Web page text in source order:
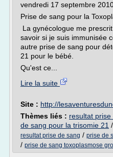
vendredi 17 septembre
Prise de sang pour la
La gynécologue me
savoir si je suis immunisée
autre prise de sang pour
21 pour le bébé.
Qu'est ce...
Lire la suite
Site : http://
Thèmes liés : resultat prise
de sang pour la trisomie 21 /
resultat prise de sang / prise de
/ prise de sang toxoplasmose